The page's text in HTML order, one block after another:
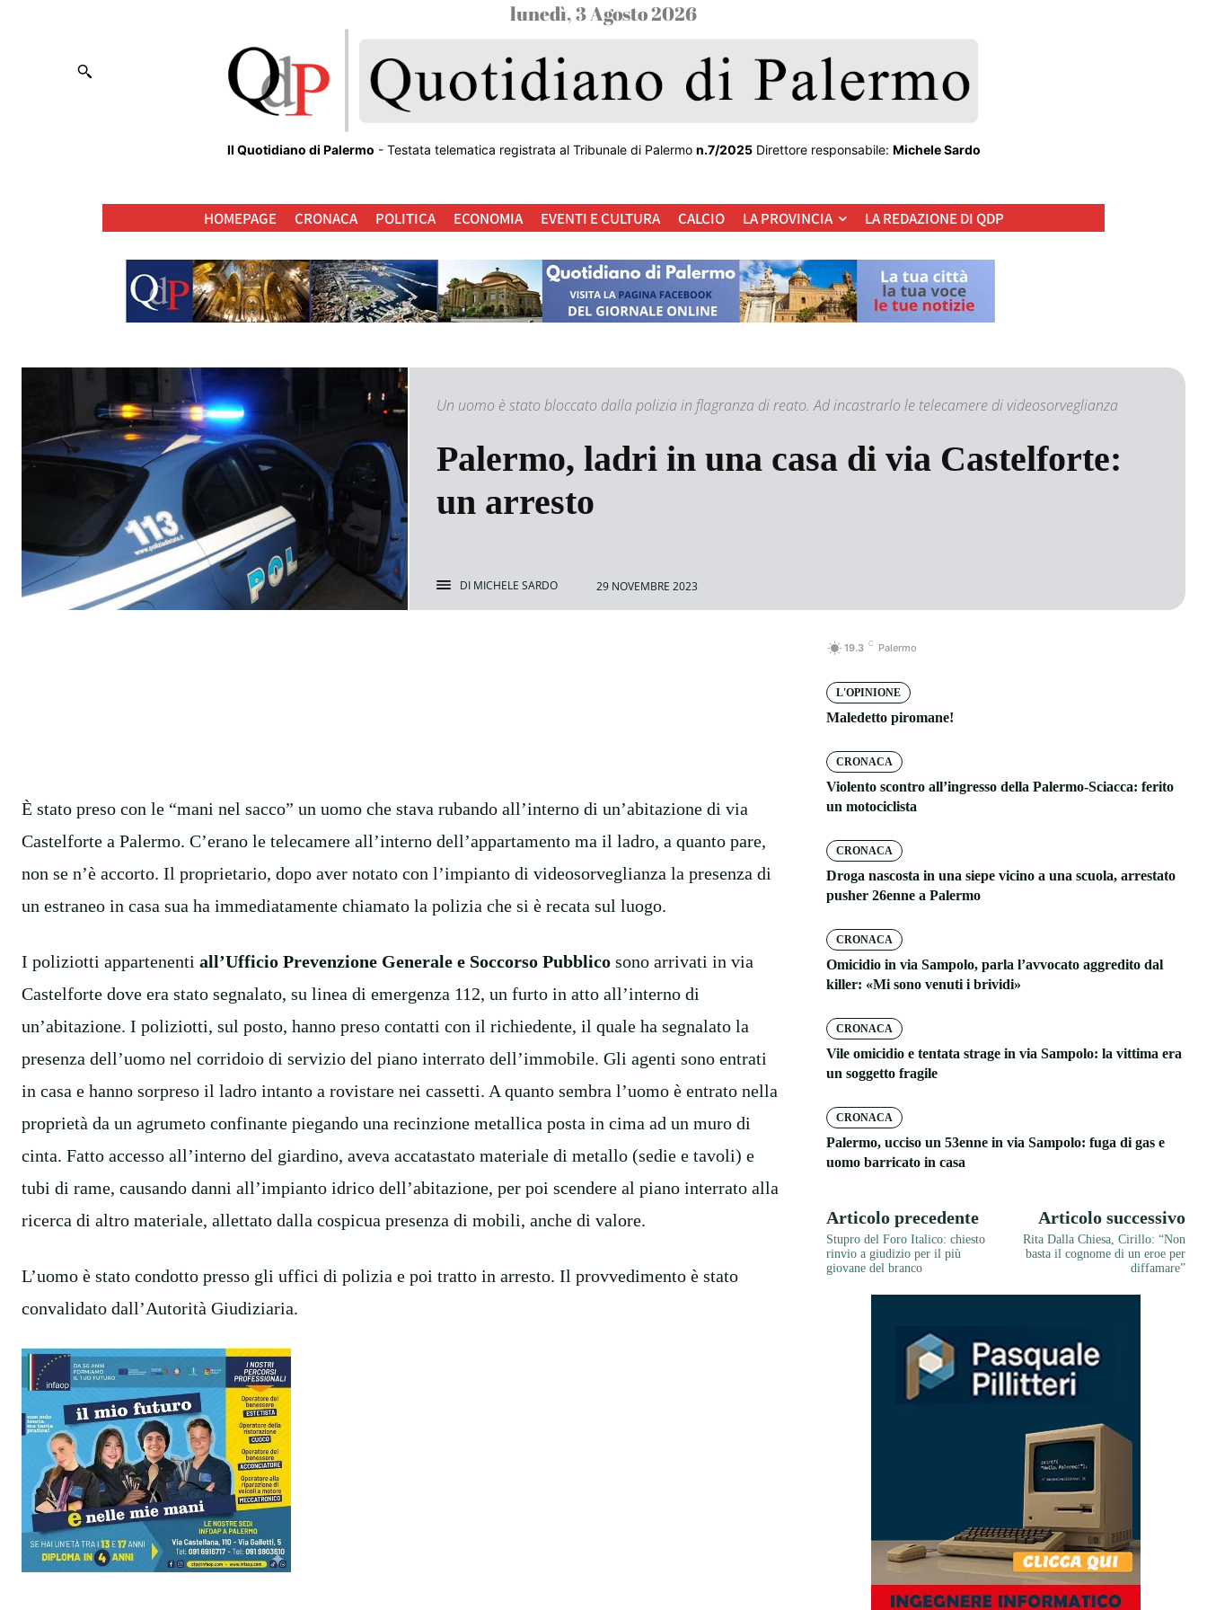
lunedì, 3 Agosto 2026
Il Quotidiano di Palermo - Testata telematica registrata al Tribunale di Palermo n.7/2025Direttore responsabile: Michele Sardo
HOMEPAGE CRONACA POLITICA ECONOMIA EVENTI E CULTURA CALCIO LA PROVINCIA LA REDAZIONE DI QDP
Un uomo è stato bloccato dalla polizia in flagranza di reato. Ad incastrarlo le telecamere di videosorveglianza
Palermo, ladri in una casa di via Castelforte:
un arresto
DI MICHELE SARDO 29 NOVEMBRE 2023
È stato preso con le “mani nel sacco” un uomo che stava rubando all’interno di un’abitazione di via
Castelforte a Palermo. C’erano le telecamere all’interno dell’appartamento ma il ladro, a quanto pare,
non se n’è accorto. Il proprietario, dopo aver notato con l’impianto di videosorveglianza la presenza di
un estraneo in casa sua ha immediatamente chiamato la polizia che si è recata sul luogo.
I poliziotti appartenenti all’Ufficio Prevenzione Generale e Soccorso Pubblico sono arrivati in via
Castelforte dove era stato segnalato, su linea di emergenza 112, un furto in atto all’interno di
un’abitazione. I poliziotti, sul posto, hanno preso contatti con il richiedente, il quale ha segnalato la
presenza dell’uomo nel corridoio di servizio del piano interrato dell’immobile. Gli agenti sono entrati
in casa e hanno sorpreso il ladro intanto a rovistare nei cassetti. A quanto sembra l’uomo è entrato nella
proprietà da un agrumeto confinante piegando una recinzione metallica posta in cima ad un muro di
cinta. Fatto accesso all’interno del giardino, aveva accatastato materiale di metallo (sedie e tavoli) e
tubi di rame, causando danni all’impianto idrico dell’abitazione, per poi scendere al piano interrato alla
ricerca di altro materiale, allettato dalla cospicua presenza di mobili, anche di valore.
L’uomo è stato condotto presso gli uffici di polizia e poi tratto in arresto. Il provvedimento è stato
convalidato dall’Autorità Giudiziaria.
19.3 C Palermo
L'OPINIONE
Maledetto piromane!
CRONACA
Violento scontro all’ingresso della Palermo-Sciacca: ferito
un motociclista
CRONACA
Droga nascosta in una siepe vicino a una scuola, arrestato
pusher 26enne a Palermo
CRONACA
Omicidio in via Sampolo, parla l’avvocato aggredito dal
killer: «Mi sono venuti i brividi»
CRONACA
Vile omicidio e tentata strage in via Sampolo: la vittima era
un soggetto fragile
CRONACA
Palermo, ucciso un 53enne in via Sampolo: fuga di gas e
uomo barricato in casa
Articolo precedente
Stupro del Foro Italico: chiesto
rinvio a giudizio per il più
giovane del branco
Articolo successivo
Rita Dalla Chiesa, Cirillo: “Non
basta il cognome di un eroe per
diffamare”